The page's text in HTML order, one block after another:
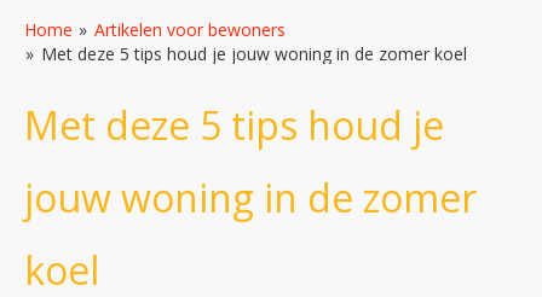
Home
Artikelen voor bewoners
Met deze 5 tips houd je jouw woning in de zomer koel
Met deze 5 tips houd je
jouw woning in de zomer
koel